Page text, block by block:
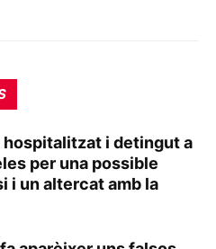
hospitalitzat i detingut a
per una possible
i un altercat amb la